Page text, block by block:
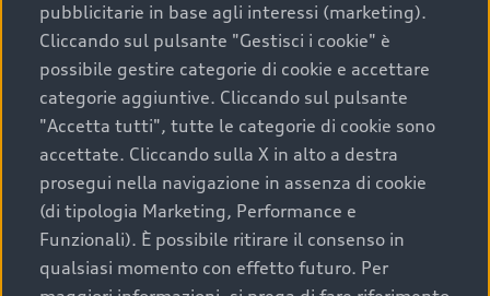
Scegliere un’auto usata è una decisione che coniuga
convenienza, affidabilità e sostenibilità. Per fare un
acquisto sicuro, è essenziale considerare aspetti
determinanti come la garanzia inclusa e l’affidabilità del
marchio. Audi offre l’auto usata perfetta tramite Audi
Prima Scelta :plus
Cosa sapere prima di
pubblicitarie in base agli interessi (marketing).
Cliccando sul pulsante "Gestisci i cookie" è
possibile gestire categorie di cookie e accettare
categorie aggiuntive. Cliccando sul pulsante
"Accetta tutti", tutte le categorie di cookie sono
accettate. Cliccando sulla X in alto a destra
prosegui nella navigazione in assenza di cookie
(di tipologia Marketing, Performance e
Funzionali). È possibile ritirare il consenso in
qualsiasi momento con effetto futuro. Per